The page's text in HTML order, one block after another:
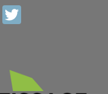
LinkedIn